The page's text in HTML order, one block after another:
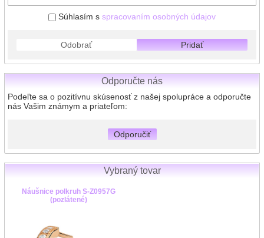
Súhlasím s spracovaním osobných údajov
Odobrať Pridať
Odporučte nás
Podeľte sa o pozitívnu skúsenosť z našej spolupráce a odporučte
nás Vašim známym a priateľom:
Odporučiť
Vybraný tovar
Náušnice polkruh S-Z0957G
(pozlátené)